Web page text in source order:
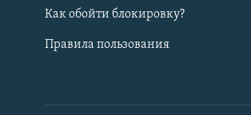
Как обойти блокировку?
Правила пользования